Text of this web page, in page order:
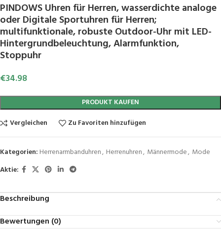
PINDOWS Uhren für Herren, wasserdichte analoge
oder Digitale Sportuhren für Herren;
multifunktionale, robuste Outdoor-Uhr mit LED-
Hintergrundbeleuchtung, Alarmfunktion,
Stoppuhr
€34.98
PRODUKT KAUFEN
Vergleichen
Zu Favoriten hinzufügen
Kategorien: Herrenarmbanduhren, Herrenuhren, Männermode, Mode
Aktie:
Beschreibung
Bewertungen (0)